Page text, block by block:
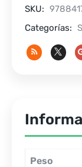
SKU:
Categorías:
Peso